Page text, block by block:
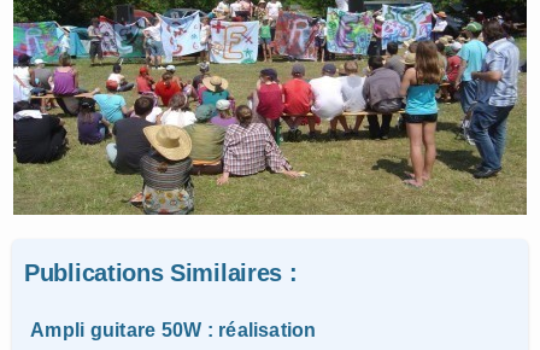
Publications Similaires :
Ampli guitare 50W : réalisation